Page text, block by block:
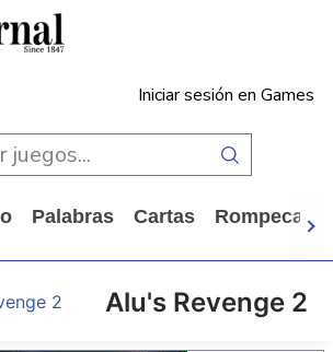
Iniciar sesión en Games
Palabras Cartas
Alu's Revenge 2
2